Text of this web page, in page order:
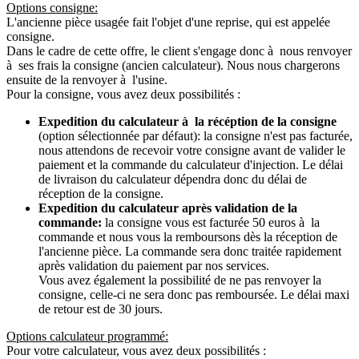
Options consigne:
L'ancienne pièce usagée fait l'objet d'une reprise, qui est appelée
consigne.
Dans le cadre de cette offre, le client s'engage donc à nous renvoyer
à ses frais la consigne (ancien calculateur). Nous nous chargerons
ensuite de la renvoyer à l'usine.
Pour la consigne, vous avez deux possibilités :
Expedition du calculateur à la récéption de la consigne
(option sélectionnée par défaut): la consigne n'est pas facturée,
nous attendons de recevoir votre consigne avant de valider le
paiement et la commande du calculateur d'injection. Le délai
de livraison du calculateur dépendra donc du délai de
réception de la consigne.
Expedition du calculateur après validation de la
commande: la consigne vous est facturée 50 euros à la
commande et nous vous la remboursons dès la réception de
l'ancienne pièce. La commande sera donc traitée rapidement
après validation du paiement par nos services.
Vous avez également la possibilité de ne pas renvoyer la
consigne, celle-ci ne sera donc pas remboursée. Le délai maxi
de retour est de 30 jours.
Options calculateur programmé:
Pour votre calculateur, vous avez deux possibilités :